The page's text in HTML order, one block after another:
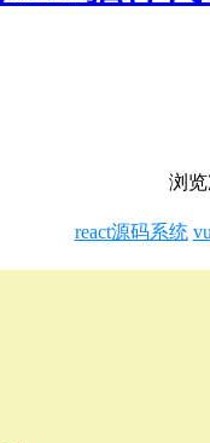
浏览
react源码系统